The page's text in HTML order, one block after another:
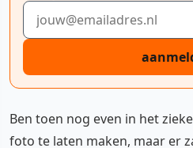
E-mailadres
Ben toen nog even in het
foto te laten maken, maar er